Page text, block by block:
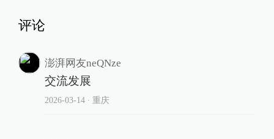
评论
澎湃网友neQNze
交流发展
2026-03-14∙ 重庆